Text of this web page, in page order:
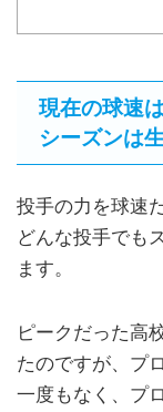
現在の球速
シーズンは
投手の力を球速
どんな投手でも
ます。
ピークだった高
たのですが、プ
一度もなく、プ